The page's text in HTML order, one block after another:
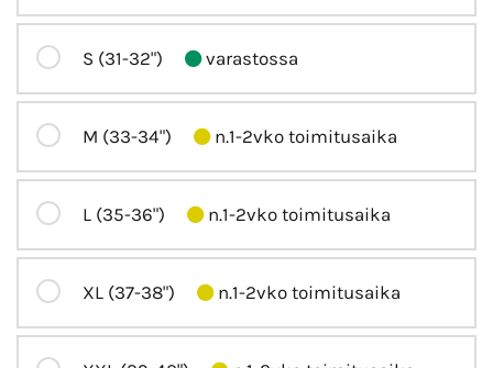
S (31-32") varastossa
M (33-34") n.1-2vko toimitusaika
L (35-36") n.1-2vko toimitusaika
XL (37-38") n.1-2vko toimitusaika